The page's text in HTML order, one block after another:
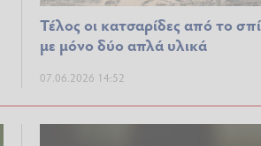
Τέλος οι κατσαρίδες από το
με μόνο δύο απλά υλικά
07.06.2026 14:52